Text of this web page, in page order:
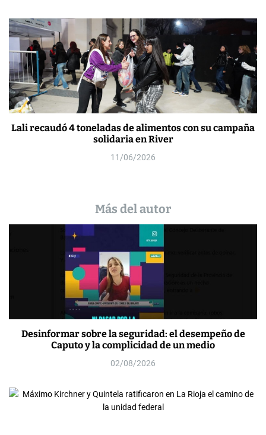
Lali recaudó 4 toneladas de alimentos con su campaña
solidaria en River
11/06/2026
Más del autor
Desinformar sobre la seguridad: el desempeño de
Caputo y la complicidad de un medio
02/08/2026